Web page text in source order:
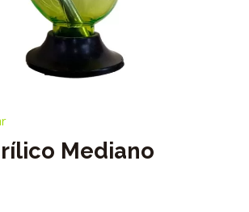
Mediano